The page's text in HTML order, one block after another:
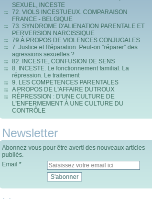
SEXUEL, INCESTE
72. VIOLS INCESTUEUX. COMPARAISON
FRANCE - BELGIQUE
73. SYNDROME D'ALIENATION PARENTALE ET
PERVERSION NARCISSIQUE
79 À PROPOS DE VIOLENCES CONJUGALES
7. Justice et Réparation. Peut-on "réparer" des
agressions sexuelles ?
82. INCESTE, CONFUSION DE SENS
8. INCESTE. Le fonctionnement familial. La
répression. Le traitement
9. LES COMPETENCES PARENTALES
A PROPOS DE L'AFFAIRE DUTROUX
RÉPRESSION : D'UNE CULTURE DE
L'ENFERMEMENT À UNE CULTURE DU
CONTRÔLE
Newsletter
Abonnez-vous pour être averti des nouveaux articles
publiés.
Email